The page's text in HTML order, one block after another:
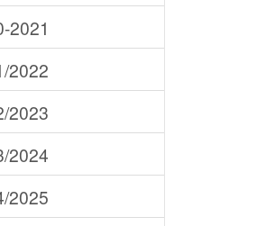
2021
2022
2023
2024
2025